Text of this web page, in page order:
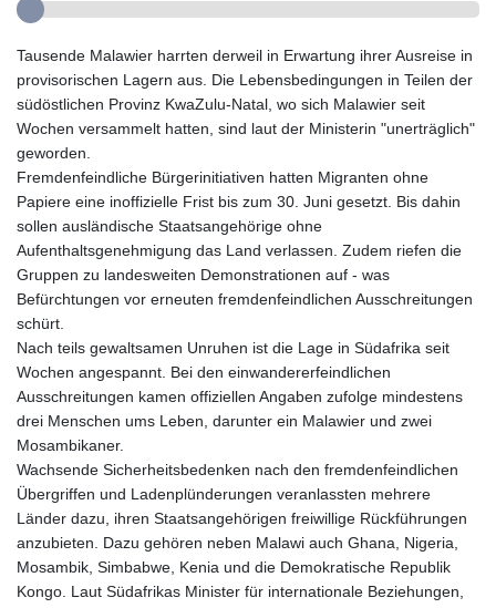
Tausende Malawier harrten derweil in Erwartung ihrer Ausreise in
provisorischen Lagern aus. Die Lebensbedingungen in Teilen der
südöstlichen Provinz KwaZulu-Natal, wo sich Malawier seit
Wochen versammelt hatten, sind laut der Ministerin "unerträglich"
geworden.
Fremdenfeindliche Bürgerinitiativen hatten Migranten ohne
Papiere eine inoffizielle Frist bis zum 30. Juni gesetzt. Bis dahin
sollen ausländische Staatsangehörige ohne
Aufenthaltsgenehmigung das Land verlassen. Zudem riefen die
Gruppen zu landesweiten Demonstrationen auf - was
Befürchtungen vor erneuten fremdenfeindlichen Ausschreitungen
schürt.
Nach teils gewaltsamen Unruhen ist die Lage in Südafrika seit
Wochen angespannt. Bei den einwandererfeindlichen
Ausschreitungen kamen offiziellen Angaben zufolge mindestens
drei Menschen ums Leben, darunter ein Malawier und zwei
Mosambikaner.
Wachsende Sicherheitsbedenken nach den fremdenfeindlichen
Übergriffen und Ladenplünderungen veranlassten mehrere
Länder dazu, ihren Staatsangehörigen freiwillige Rückführungen
anzubieten. Dazu gehören neben Malawi auch Ghana, Nigeria,
Mosambik, Simbabwe, Kenia und die Demokratische Republik
Kongo. Laut Südafrikas Minister für internationale Beziehungen,